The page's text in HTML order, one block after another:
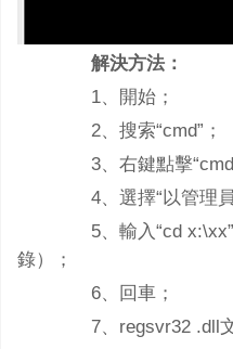
解決方法：
1、開始；
2、搜索“cmd”；
3、右鍵點擊
4、選擇“以管理員
5、輸入“cd x:\xx”
錄）；
6、回車；
7、regsvr32 .dll文